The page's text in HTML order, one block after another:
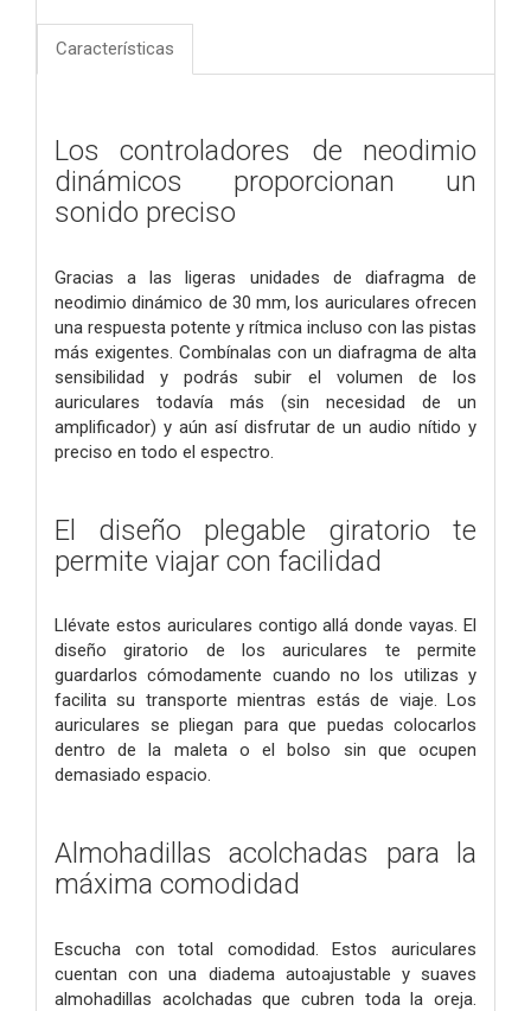
Características
Los controladores de neodimio
dinámicos proporcionan un
sonido preciso
Gracias a las ligeras unidades de diafragma de
neodimio dinámico de 30 mm, los auriculares ofrecen
una respuesta potente y rítmica incluso con las pistas
más exigentes. Combínalas con un diafragma de alta
sensibilidad y podrás subir el volumen de los
auriculares todavía más (sin necesidad de un
amplificador) y aún así disfrutar de un audio nítido y
preciso en todo el espectro.
El diseño plegable giratorio te
permite viajar con facilidad
Llévate estos auriculares contigo allá donde vayas. El
diseño giratorio de los auriculares te permite
guardarlos cómodamente cuando no los utilizas y
facilita su transporte mientras estás de viaje. Los
auriculares se pliegan para que puedas colocarlos
dentro de la maleta o el bolso sin que ocupen
demasiado espacio.
Almohadillas acolchadas para la
máxima comodidad
Escucha con total comodidad. Estos auriculares
cuentan con una diadema autoajustable y suaves
almohadillas acolchadas que cubren toda la oreja.